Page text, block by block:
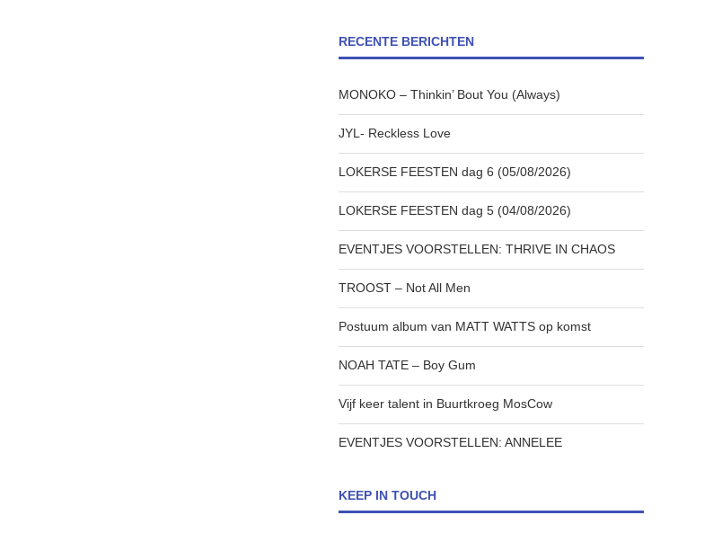
RECENTE BERICHTEN
MONOKO – Thinkin’ Bout You (Always)
JYL- Reckless Love
LOKERSE FEESTEN dag 6 (05/08/2026)
LOKERSE FEESTEN dag 5 (04/08/2026)
EVENTJES VOORSTELLEN: THRIVE IN CHAOS
TROOST – Not All Men
Postuum album van MATT WATTS op komst
NOAH TATE – Boy Gum
Vijf keer talent in Buurtkroeg MosCow
EVENTJES VOORSTELLEN: ANNELEE
KEEP IN TOUCH